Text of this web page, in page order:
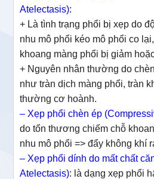
Atelectasis):
+ Là tình trạng phổi bị xẹp do
nhu mô phổi kéo mô phổi co
khoang màng phổi bị giảm
+ Nguyên nhân thường do
như tràn dịch màng phổi, tràn
thường cơ hoành.
– Xẹp phổi chèn ép
do tổn thương chiếm chỗ
nhu mô phổi => đẩy không khí
– Xẹp phổi dính do mất chất
Atelectasis): là dạng xẹp phổi